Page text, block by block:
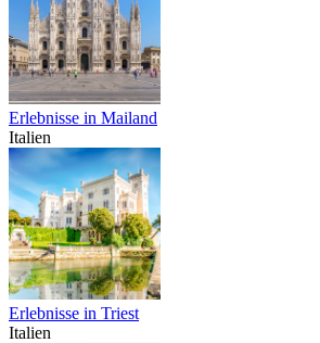
Erlebnisse in Mailand
Italien
Erlebnisse in Triest
Italien